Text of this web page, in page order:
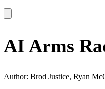
AI Arms
Author: Brod Justice, Ryan